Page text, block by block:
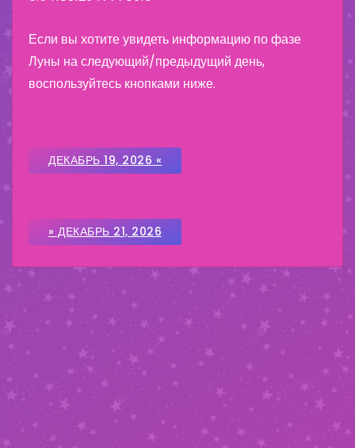
Если вы хотите увидеть информацию по фазе
Луны на следующий/предыдущий день,
воспользуйтесь кнопками ниже.
ДЕКАБРЬ 19, 2026 «
» ДЕКАБРЬ 21, 2026